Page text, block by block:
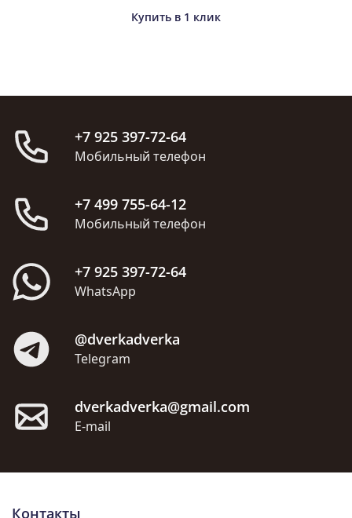
Купить в 1 клик
+7 925 397-72-64
Мобильный телефон
+7 499 755-64-12
Мобильный телефон
+7 925 397-72-64
WhatsApp
@dverkadverka
Telegram
dverkadverka@gmail.com
E-mail
Контакты